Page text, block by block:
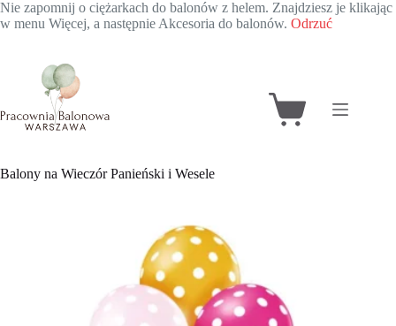
Nie zapomnij o ciężarkach do balonów z helem. Znajdziesz je klikając
w menu Więcej, a następnie Akcesoria do balonów. Odrzuć
Koszyk
Balony na Wieczór Panieński i Wesele